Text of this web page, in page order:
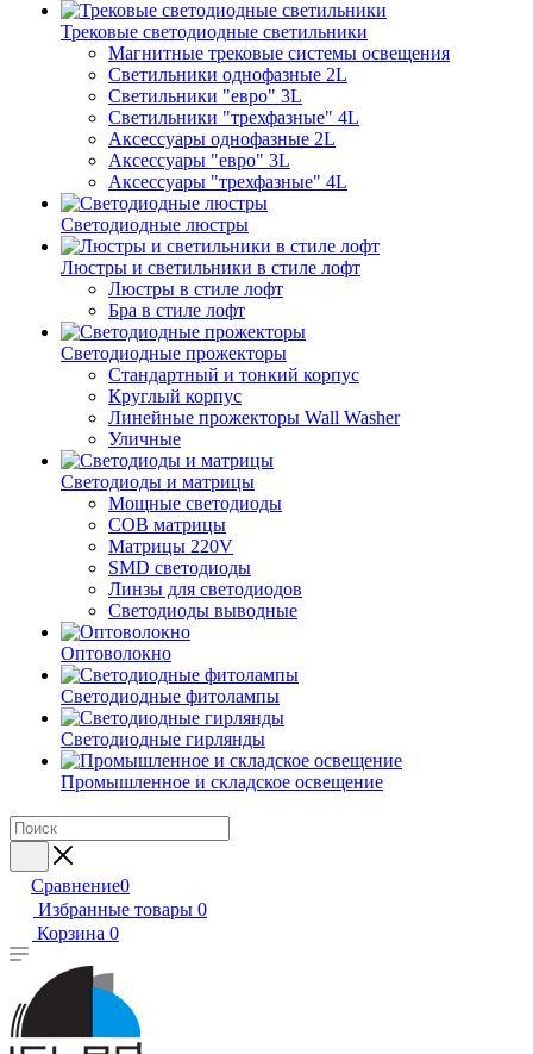
Трековые светодиодные светильники
Магнитные трековые системы освещения
Светильники однофазные 2L
Светильники "евро" 3L
Светильники "трехфазные" 4L
Аксессуары однофазные 2L
Аксессуары "евро" 3L
Аксессуары "трехфазные" 4L
Светодиодные люстры
Люстры и светильники в стиле лофт
Люстры в стиле лофт
Бра в стиле лофт
Светодиодные прожекторы
Стандартный и тонкий корпус
Круглый корпус
Линейные прожекторы Wall Washer
Уличные
Светодиоды и матрицы
Мощные светодиоды
COB матрицы
Матрицы 220V
SMD светодиоды
Линзы для светодиодов
Светодиоды выводные
Оптоволокно
Светодиодные фитолампы
Светодиодные гирлянды
Промышленное и складское освещение
Сравнение0
Избранные товары 0
Корзина 0